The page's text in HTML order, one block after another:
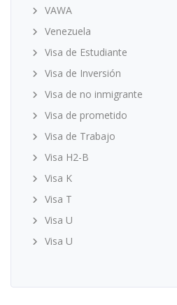
VAWA
Venezuela
Visa de Estudiante
Visa de Inversión
Visa de no inmigrante
Visa de prometido
Visa de Trabajo
Visa H2-B
Visa K
Visa T
Visa U
Visa U